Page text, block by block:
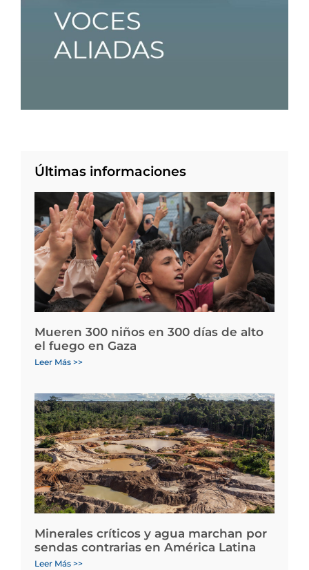
Últimas informaciones
Mueren 300 niños en 300 días de alto
el fuego en Gaza
Leer Más >>
Minerales críticos y agua marchan por
sendas contrarias en América Latina
Leer Más >>